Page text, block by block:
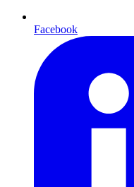
Facebook